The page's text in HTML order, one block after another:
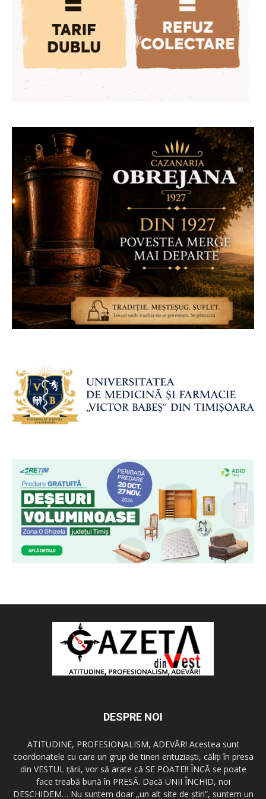
DESPRE NOI
ATITUDINE, PROFESIONALISM, ADEVĂR! Acestea sunt
coordonatele cu care un grup de tineri entuziaşti, căliţi în presa
din VESTUL ţării, vor să arate că SE POATE!! ÎNCĂ se poate
face treabă bună în PRESĂ. Dacă UNII ÎNCHID, noi
DESCHIDEM… Nu suntem doar „un alt site de ştiri”, suntem un